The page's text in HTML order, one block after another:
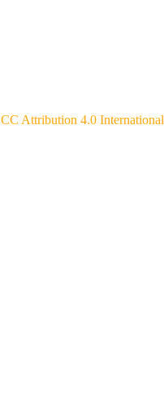
CC Attribution 4.0 International